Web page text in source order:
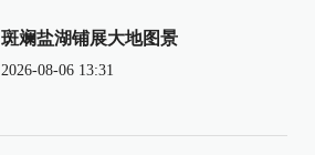
斑斓盐湖铺展大地图景
2026-08-06 13:31